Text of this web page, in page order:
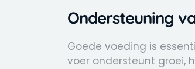
Ondersteuning
Goede voeding is
voer ondersteunt groei,